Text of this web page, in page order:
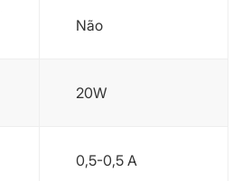
Não
20W
0,5-0,5 A